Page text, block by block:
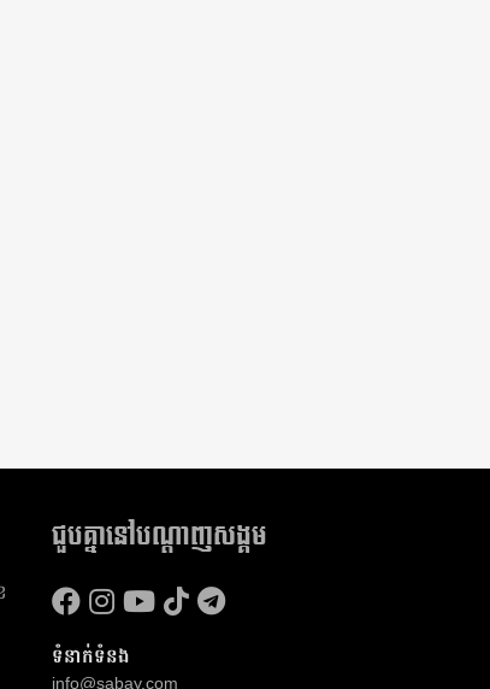
ជួបគ្នានៅបណ្តាញសង្គម
ទំនាក់ទំនង
info@sabay.com